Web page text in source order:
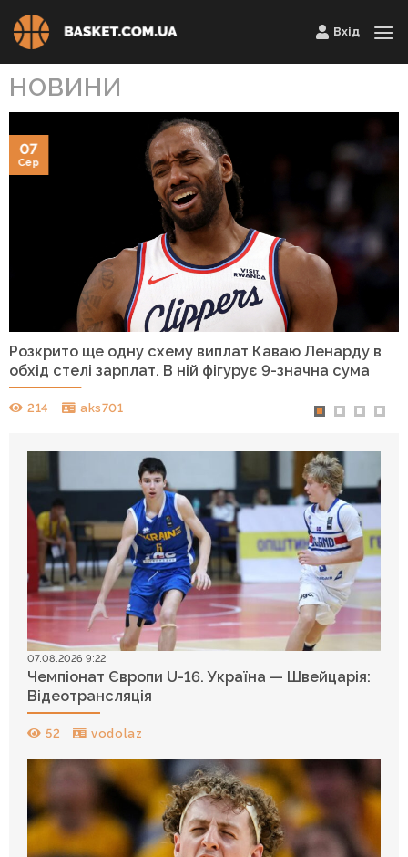
Skip
to
Вхід
НОВИНИ
Розкрито ще одну схему виплат Каваю Ленарду в
обхід стелі зарплат. В ній фігурує 9-значна сума
214 aks701
07
Сер
07.08.2026 9:22
Чемпіонат Європи U-16. Україна — Швейцарія:
Відеотрансляція
52 vodolaz